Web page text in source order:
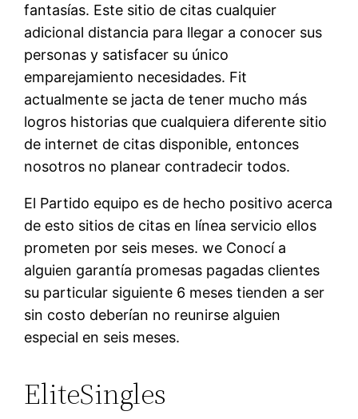
fantasías. Este sitio de citas cualquier
adicional distancia para llegar a conocer sus
personas y satisfacer su único
emparejamiento necesidades. Fit
actualmente se jacta de tener mucho más
logros historias que cualquiera diferente sitio
de internet de citas disponible, entonces
nosotros no planear contradecir todos.
El Partido equipo es de hecho positivo acerca
de esto sitios de citas en línea servicio ellos
prometen por seis meses. we Conocí a
alguien garantía promesas pagadas clientes
su particular siguiente 6 meses tienden a ser
sin costo deberían no reunirse alguien
especial en seis meses.
EliteSingles